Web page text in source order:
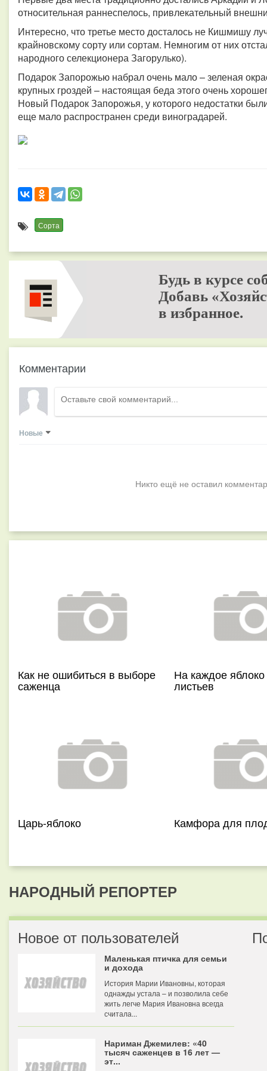
относительная раннеспелось, привлекательный
Интересно, что третье место досталось не Кишмишу
крайновскому сорту или сортам. Немногим от них
народного селекционера Загорулько).
Подарок Запорожью набрал очень мало – зеленая
крупных гроздей – настоящая беда этого очень
Новый Подарок Запорожья, у которого недостатки
еще мало распространен среди виноградарей.
Сорта
Будь в курсе
Добавь
в избранное.
Комментарии
Новые
Никто ещё не оставил
Как не ошибиться в выборе
саженца
На каждое
листьев
Царь-яблоко Камфора для
НАРОДНЫЙ РЕПОРТЕР
Новое от пользователей
Маленькая птичка для семьи
и дохода
История Марии Ивановны, которая
однажды устала – и позволила себе
жить легче Мария Ивановна всегда
считала...
Нариман Джемилев: «40
тысяч саженцев в 16 лет —
эт...